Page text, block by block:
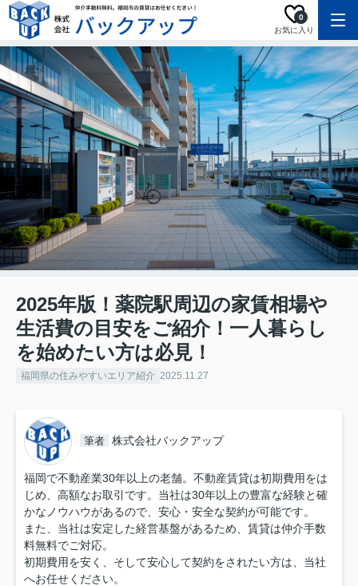
お気に入り
0
2025年版！薬院駅周辺の家賃相場や
生活費の目安をご紹介！一人暮らし
を始めたい方は必見！
福岡県の住みやすいエリア紹介 2025.11.27
筆者 株式会社バックアップ
福岡で不動産業30年以上の老舗。不動産賃貸は初期費用をは
じめ、高額なお取引です。当社は30年以上の豊富な経験と確
かなノウハウがあるので、安心・安全な契約が可能です。
また、当社は安定した経営基盤があるため、賃貸は仲介手数
料無料でご対応。
初期費用を安く、そして安心して契約をされたい方は、当社
へお任せください。